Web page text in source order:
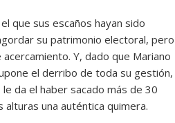
que sus escaños hayan sido
su patrimonio electoral, pero
Y, dado que Mariano
el derribo de toda su gestión,
da el haber sacado más de 30
alturas una auténtica quimera.